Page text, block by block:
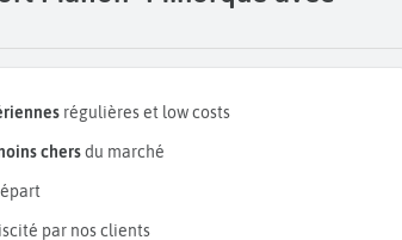
régulières et low costs
chersdu marché
par nos clients